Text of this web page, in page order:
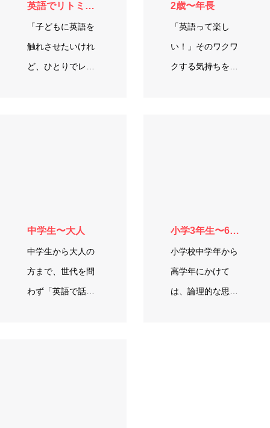
英語でリトミック
「子どもに英語を
触れさせたいけれ
ど、ひとりでレッ
2歳〜年長
「英語って楽し
い！」そのワクワ
クする気持ちを一
中学生〜大人
中学生から大人の
方まで、世代を問
わず「英語で話す
小学3年生〜6年生
小学校中学年から
高学年にかけて
は、論理的な思考